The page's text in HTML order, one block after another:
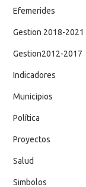
Efemerides
Gestion 2018-2021
Gestion2012-2017
Indicadores
Municipios
Política
Proyectos
Salud
Simbolos